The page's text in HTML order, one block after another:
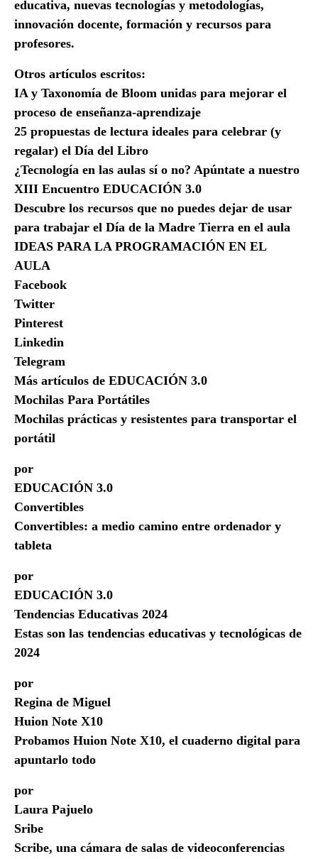
educativa, nuevas tecnologías y metodologías,
innovación docente, formación y recursos para
profesores.
Otros artículos escritos:
IA y Taxonomía de Bloom unidas para mejorar el
proceso de enseñanza-aprendizaje
25 propuestas de lectura ideales para celebrar (y
regalar) el Día del Libro
¿Tecnología en las aulas sí o no? Apúntate a nuestro
XIII Encuentro EDUCACIÓN 3.0
Descubre los recursos que no puedes dejar de usar
para trabajar el Día de la Madre Tierra en el aula
IDEAS PARA LA PROGRAMACIÓN EN EL
AULA
Facebook
Twitter
Pinterest
Linkedin
Telegram
Más artículos de EDUCACIÓN 3.0
Mochilas Para Portátiles
Mochilas prácticas y resistentes para transportar el
portátil
por
EDUCACIÓN 3.0
Convertibles
Convertibles: a medio camino entre ordenador y
tableta
por
EDUCACIÓN 3.0
Tendencias Educativas 2024
Estas son las tendencias educativas y tecnológicas de
2024
por
Regina de Miguel
Huion Note X10
Probamos Huion Note X10, el cuaderno digital para
apuntarlo todo
por
Laura Pajuelo
Sribe
Scribe, una cámara de salas de videoconferencias